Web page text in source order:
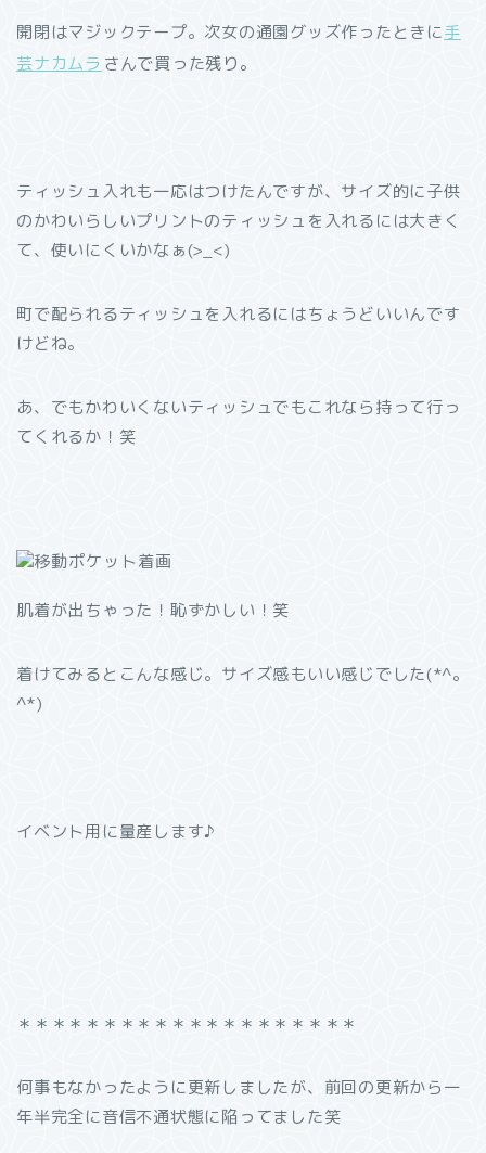
開閉はマジックテープ。次女の通園グッズ作ったときに手
芸ナカムラ さんで買った残り。
ティッシュ入れも一応はつけたんですが、サイズ的に子供
のかわいらしいプリントのティッシュを入れるには大きく
て、使いにくいかなぁ(>_<)
町で配られるティッシュを入れるにはちょうどいいんです
けどね。
あ、でもかわいくないティッシュでもこれなら持って行っ
てくれるか！笑
肌着が出ちゃった！恥ずかしい！笑
着けてみるとこんな感じ。サイズ感もいい感じでした(*^。
^*)
イベント用に量産します♪
＊＊＊＊＊＊＊＊＊＊＊＊＊＊＊＊＊＊＊＊
何事もなかったように更新しましたが、前回の更新から一
年半完全に音信不通状態に陥ってました笑